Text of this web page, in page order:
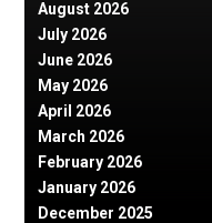
August 2026
July 2026
June 2026
May 2026
April 2026
March 2026
February 2026
January 2026
December 2025